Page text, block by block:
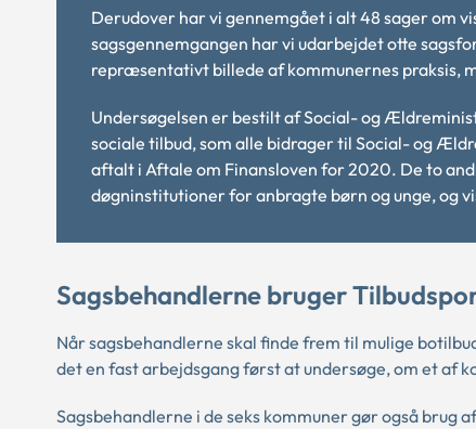
Derudover har vi gennemgået i alt 48 sager om
sagsgennemgangen har vi udarbejdet otte
repræsentativt billede af kommunernes praksis,
Undersøgelsen er bestilt af Social- og
sociale tilbud, som alle bidrager til Social- og
aftalt i Aftale om Finansloven for 2020. De to
døgninstitutioner for anbragte børn og unge, og
Sagsbehandlerne bruger
Når sagsbehandlerne skal finde frem til mulige
det en fast arbejdsgang først at undersøge, om et af
Sagsbehandlerne i de seks kommuner gør også